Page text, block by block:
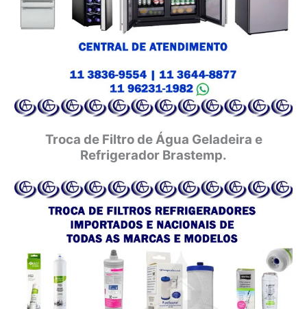
Troca de Filtro de Água Geladeira e
Refrigerador Brastemp.